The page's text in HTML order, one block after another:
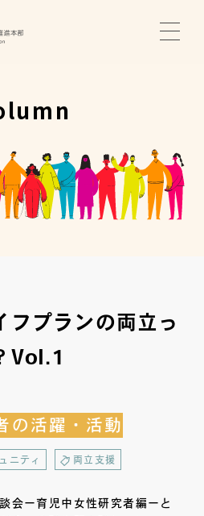
フプランの両立っ
Vol.1
の活躍・活動
ニティ 両立支援
会ー育児中女性研究者編ーと